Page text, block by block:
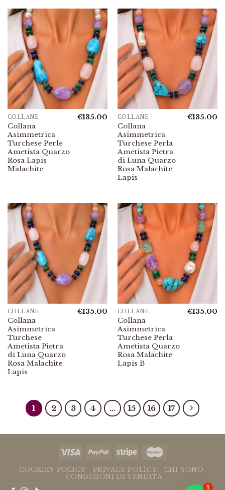
COLLANE
Collana
Asimmetrica
Turchese Perle
Ametista Quarzo
Rosa Lapis
Malachite
€135.00 COLLANE
Collana
Asimmetrica
Turchese Perla
Ametista Pietra
di Luna Quarzo
Rosa Malachite
Lapis
€135.00
COLLANE
Collana
Asimmetrica
Turchese
Ametista Pietra
di Luna Quarzo
Rosa Malachite
Lapis
€135.00 COLLANE
Collana
Asimmetrica
Turchese Perla
Ametista Quarzo
Rosa Malachite
Lapis B
€135.00
1 2 3 4 … 15 16 17
COOKIES POLICY PRIVACY POLICY
CHI SONO
CONDIZIONI DI VENDITA
1